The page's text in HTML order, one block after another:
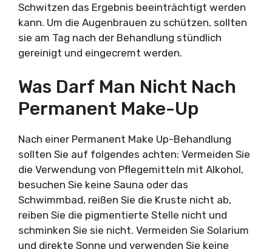
Schwitzen das Ergebnis beeinträchtigt werden
kann. Um die Augenbrauen zu schützen, sollten
sie am Tag nach der Behandlung stündlich
gereinigt und eingecremt werden.
Was Darf Man Nicht Nach
Permanent Make-Up
Nach einer Permanent Make Up-Behandlung
sollten Sie auf folgendes achten: Vermeiden Sie
die Verwendung von Pflegemitteln mit Alkohol,
besuchen Sie keine Sauna oder das
Schwimmbad, reißen Sie die Kruste nicht ab,
reiben Sie die pigmentierte Stelle nicht und
schminken Sie sie nicht. Vermeiden Sie Solarium
und direkte Sonne und verwenden Sie keine